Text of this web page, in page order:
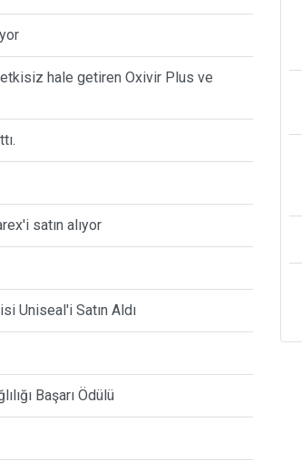
etkisiz hale getiren Oxivir Plus ve
satın alıyor
Uniseal'i Satın Aldı
Başarı Ödülü